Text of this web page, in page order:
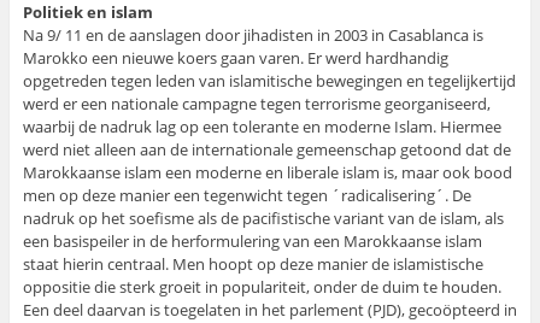
Politiek en islam
Na 9/ 11 en de aanslagen door jihadisten in 2003 in Casablanca is
Marokko een nieuwe koers gaan varen. Er werd hardhandig
opgetreden tegen leden van islamitische bewegingen en tegelijkertijd
werd er een nationale campagne tegen terrorisme georganiseerd,
waarbij de nadruk lag op een tolerante en moderne Islam. Hiermee
werd niet alleen aan de internationale gemeenschap getoond dat de
Marokkaanse islam een moderne en liberale islam is, maar ook bood
men op deze manier een tegenwicht tegen ´radicalisering´. De
nadruk op het soefisme als de pacifistische variant van de islam, als
een basispeiler in de herformulering van een Marokkaanse islam
staat hierin centraal. Men hoopt op deze manier de islamistische
oppositie die sterk groeit in populariteit, onder de duim te houden.
Een deel daarvan is toegelaten in het parlement (PJD), gecoöpteerd in